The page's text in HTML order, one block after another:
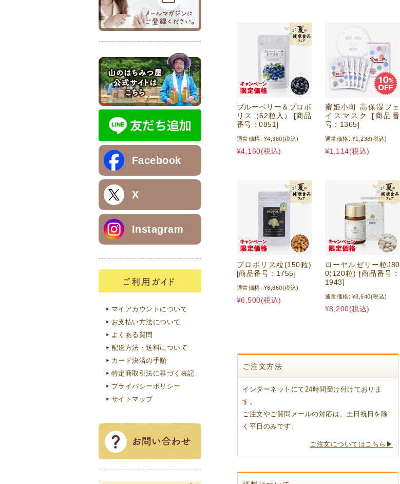
ブルーベリー＆プロポ
リス（62粒入） [商品
番号：0851]
通常価格: ¥4,380(税込)
¥4,160(税込)
蜜姫小町 高保湿フェ
イスマスク [商品番
号：1365]
通常価格: ¥1,238(税込)
¥1,114(税込)
プロポリス粒(150粒)
[商品番号：1755]
通常価格: ¥6,860(税込)
¥6,500(税込)
ローヤルゼリー粒J80
0(120粒) [商品番号：
1943]
通常価格: ¥8,640(税込)
¥8,200(税込)
ご注文方法
インターネットにて24時間受け付けておりま
す。
ご注文やご質問メールの対応は、土日祝日を除
く平日のみです。
ご注文についてはこちら▶
Facebook
X
Instagram
マイアカウントについて
お支払い方法について
よくある質問
配送方法・送料について
カード決済の手順
特定商取引法に基づく表記
プライバシーポリシー
サイトマップ